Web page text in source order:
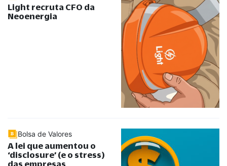
Light recruta CFO da
Neoenergia
Bolsa de Valores
A lei que aumentou o
‘disclosure’ (e o stress)
das empresas